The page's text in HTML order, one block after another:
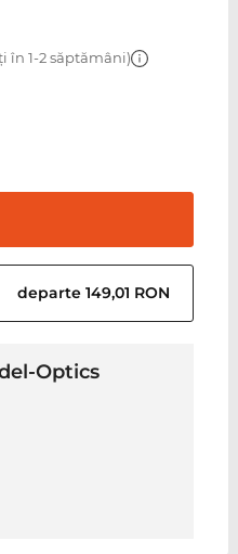
în 1-2 săptămâni)
departe 149,01 RON
Optics